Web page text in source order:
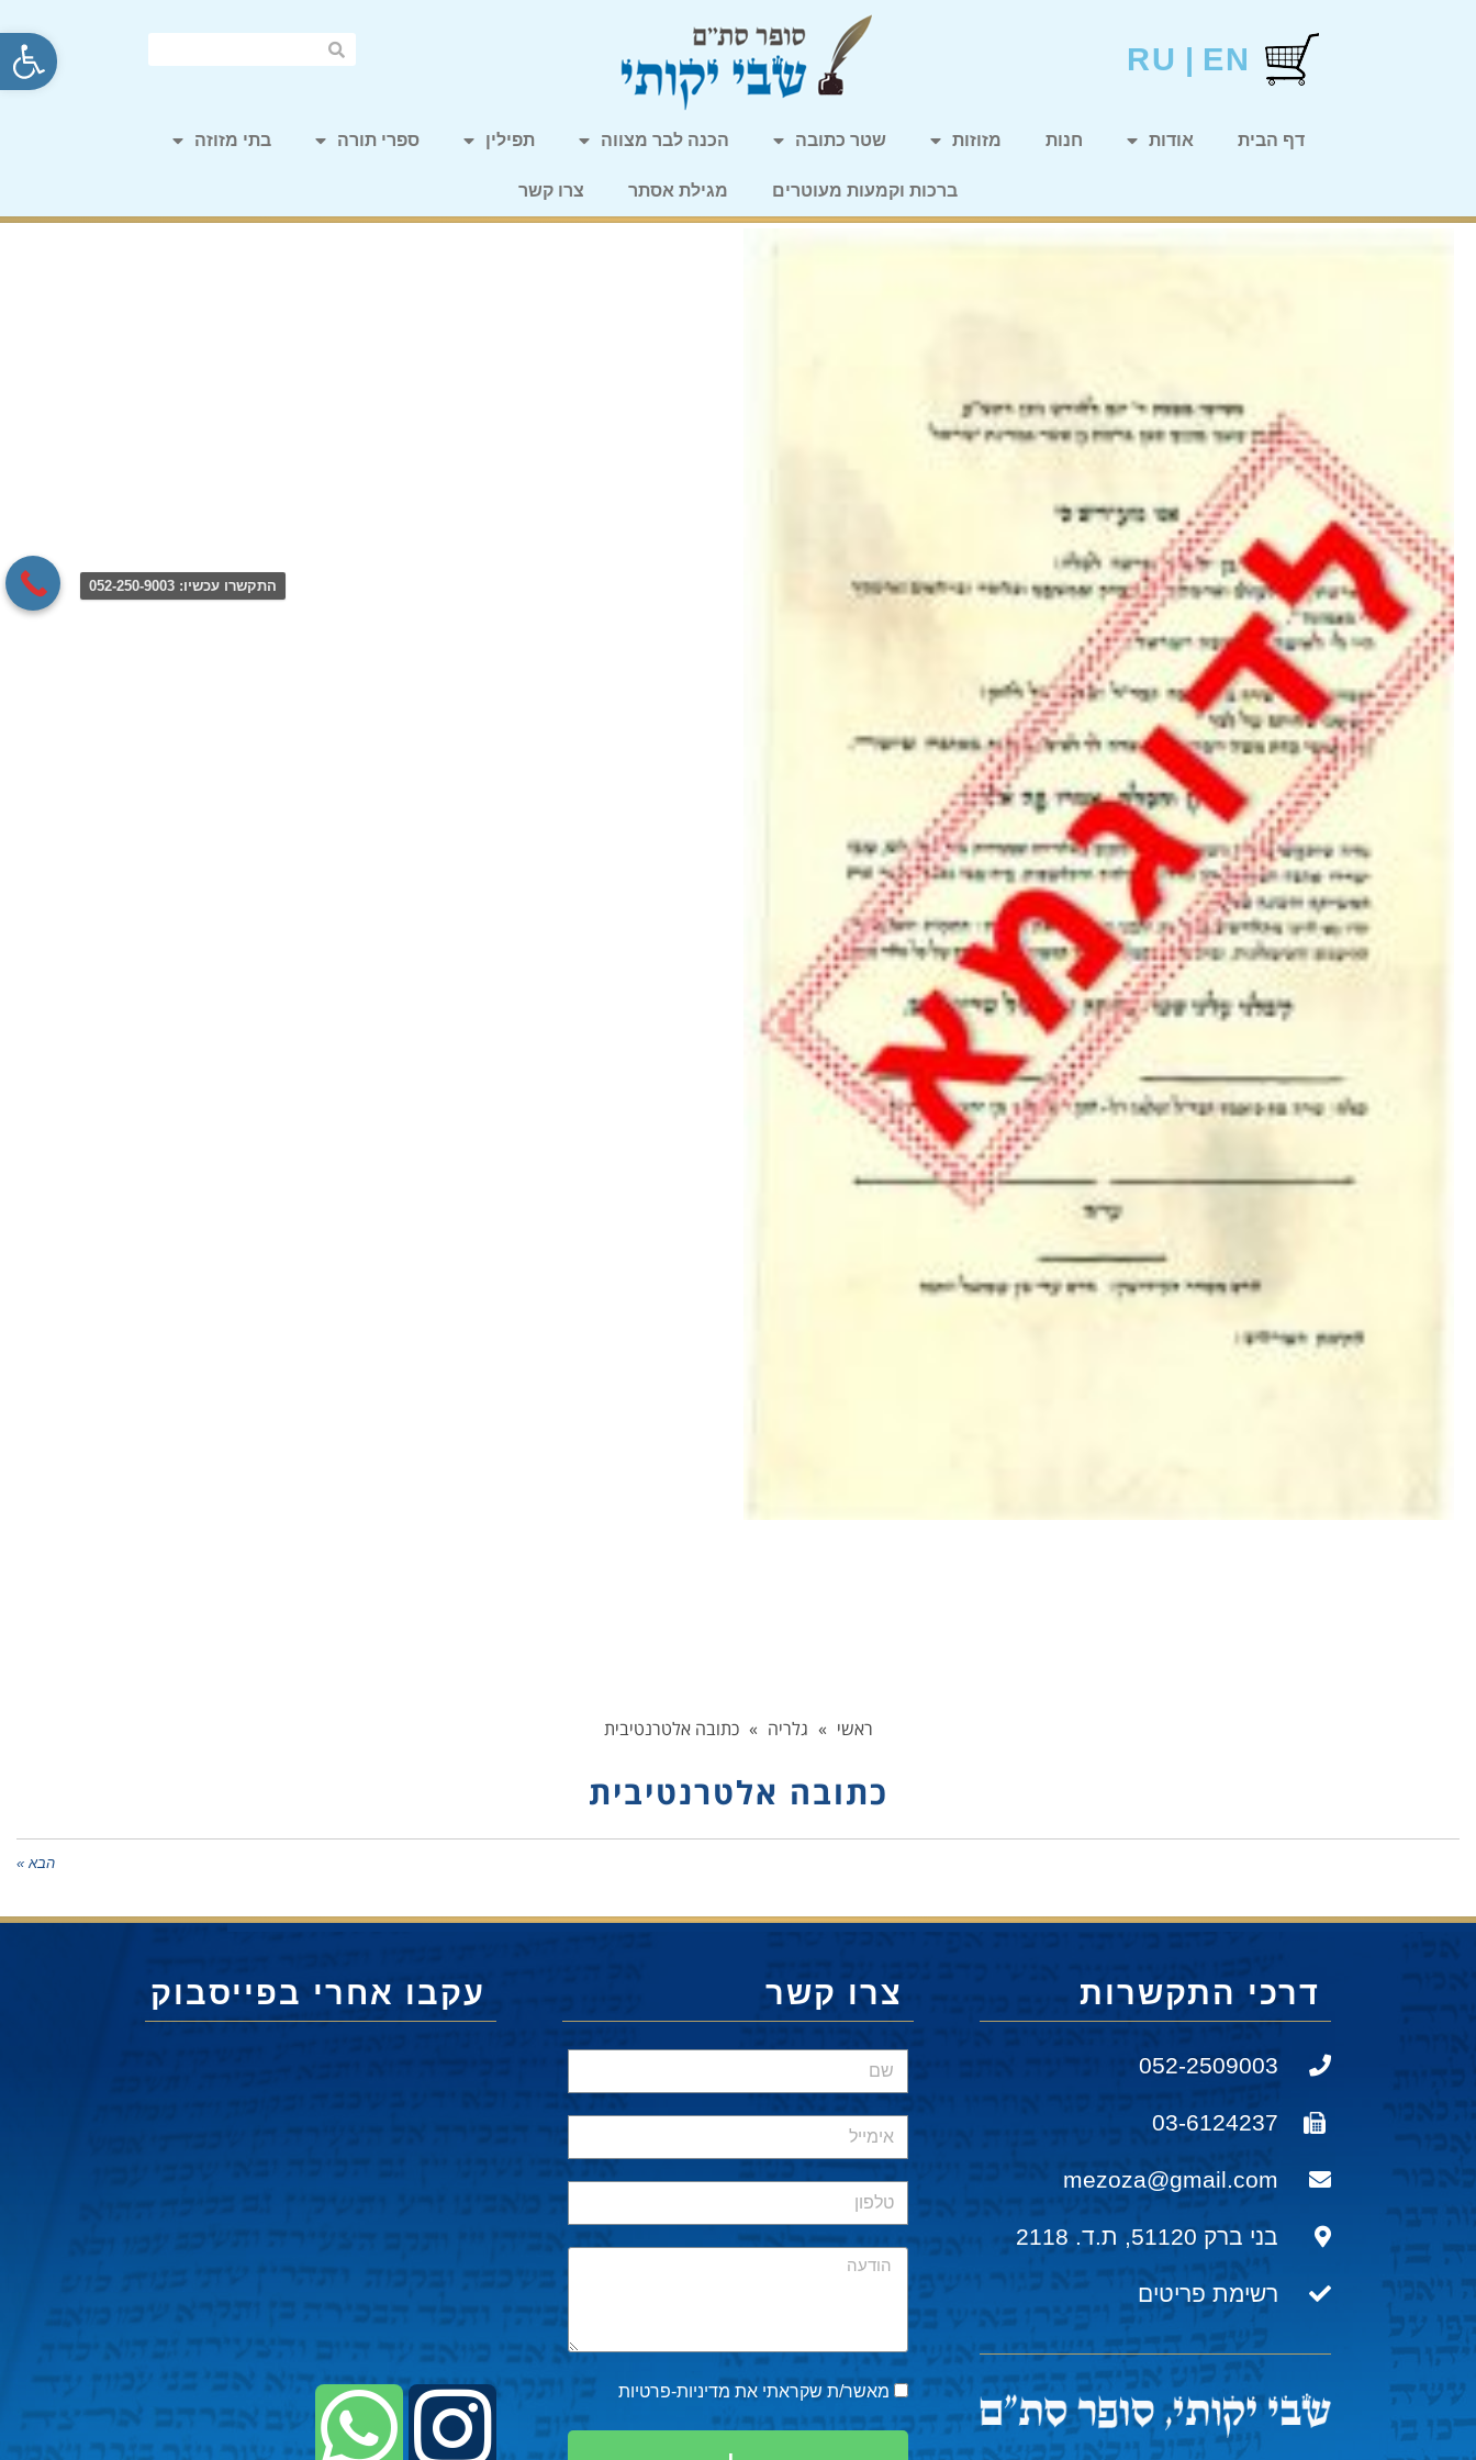
פתח EN
|
RU
דף הבית אודות חנות מזוזות שטר כתובה הכנה לבר מצווה תפילין ספרי תורה בתי מזוזה
ברכות וקמעות מעוטרים מגילת אסתר צרו קשר
ראשי » גלריה » כתובה אלטרנטיבית
כתובה אלטרנטיבית
הבא »
דרכי התקשרות
052-2509003
03-6124237
mezoza@gmail.com
בני ברק 51120, ת.ד. 2118
רשימת פריטים
צרו קשר
מאשר/ת שקראתי את מדיניות-פרטיות
עקבו אחרי בפייסבוק
התקשרו עכשיו: 052-250-9003